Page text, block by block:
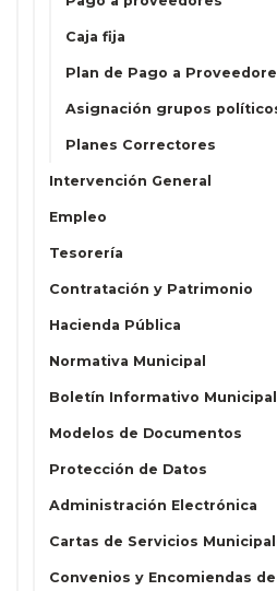
Caja fija
Plan de Pago a
Asignación grupos
Planes Correctores
Intervención General
Empleo
Tesorería
Contratación y Patrimonio
Hacienda Pública
Normativa Municipal
Boletín Informativo Municipal
Modelos de Documentos
Protección de Datos
Administración Electrónica
Cartas de Servicios
Convenios y Encomiendas